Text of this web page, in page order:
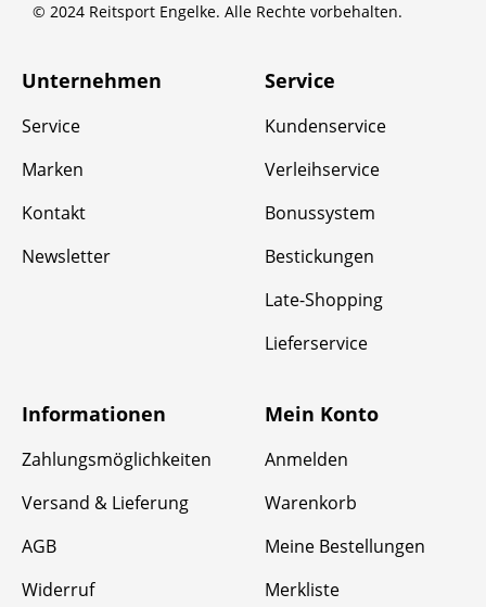
© 2024 Reitsport Engelke. Alle Rechte vorbehalten.
Unternehmen
Service
Marken
Kontakt
Newsletter
Service
Kundenservice
Verleihservice
Bonussystem
Bestickungen
Late-Shopping
Lieferservice
Informationen
Zahlungsmöglichkeiten
Versand & Lieferung
AGB
Widerruf
Mein Konto
Anmelden
Warenkorb
Meine Bestellungen
Merkliste